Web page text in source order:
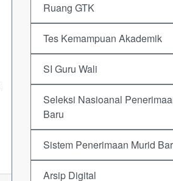
Ruang GTK
Tes Kemampuan Akademik
SI Guru Wali
Seleksi Nasioanal
Baru
Sistem Penerimaan Murid
Arsip Digital